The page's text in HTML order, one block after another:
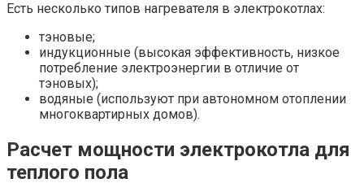
Есть несколько типов нагревателя в электрокотлах:
тэновые;
индукционные (высокая эффективность, низкое
потребление электроэнергии в отличие от
тэновых);
водяные (используют при автономном отоплении
многоквартирных домов).
Расчет мощности электрокотла для
теплого пола